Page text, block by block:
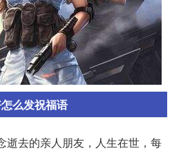
么发祝福语
逝去的亲人朋友，人生在世，每